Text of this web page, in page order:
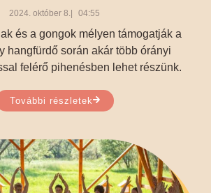
2024. október 8. 04:55
és a gongok mélyen támogatják a
hangfürdő során akár több órányi
felérő pihenésben lehet részünk.
További részletek